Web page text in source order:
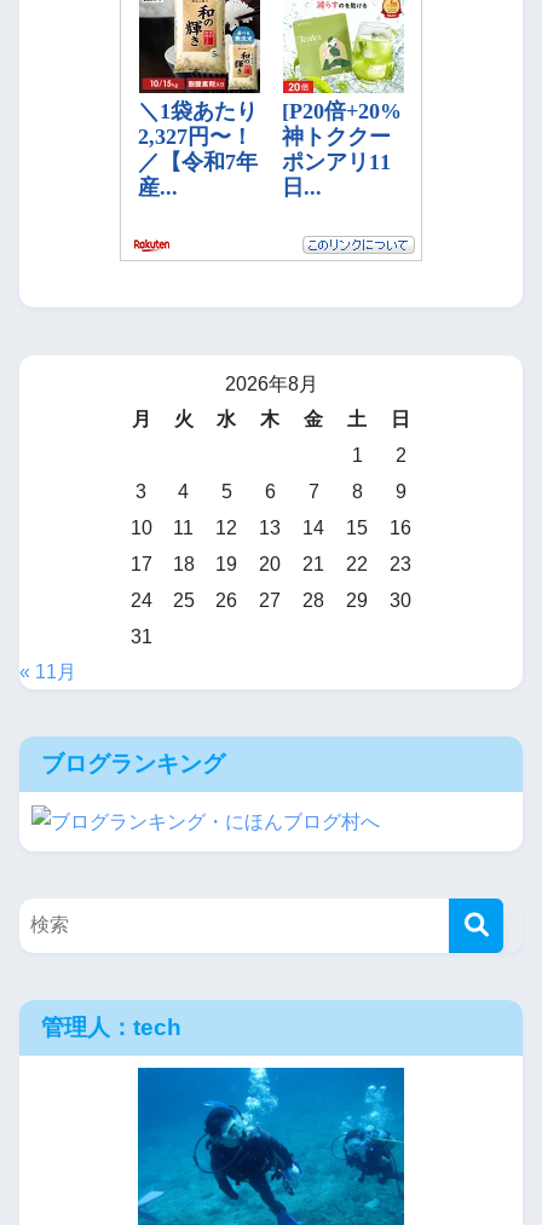
2026年8月
月
火 水 木 金 土
日
1
2
3
4 5 6 7 8
9
10
11 12 13 14 15
16
17
18 19 20 21 22
23
24
25 26 27 28 29
30
31
« 11月
ブログランキング
管理人：tech